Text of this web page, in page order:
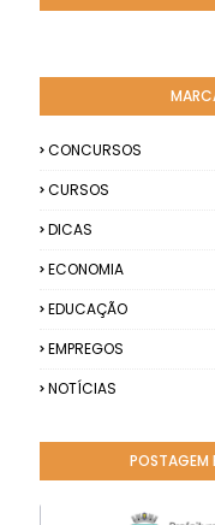
CONCURSOS
CURSOS
DICAS
ECONOMIA
EDUCAÇÃO
EMPREGOS
NOTÍCIAS
POSTAGEM